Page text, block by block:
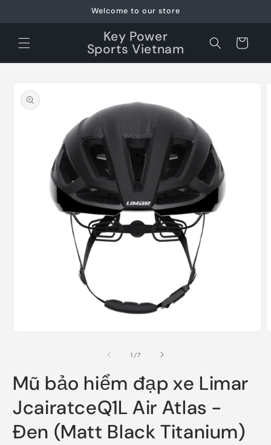
Welcome to our store
Key Power
Sports Vietnam Cart
product
information
1 /of
7
Mũ bảo hiểm đạp xe Limar
JcairatceQ1L Air Atlas -
Đen (Matt Black Titanium)